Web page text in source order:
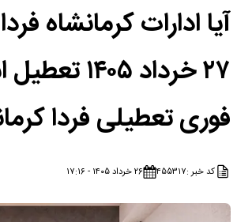
آیا ادارات کرمانشاه
۲۷ خرداد
فوری تعطیلی فردا
کد خبر :۴۵۵۳۱۷ ۲۶ خرداد ۱۴۰۵ - ۱۷:۱۶